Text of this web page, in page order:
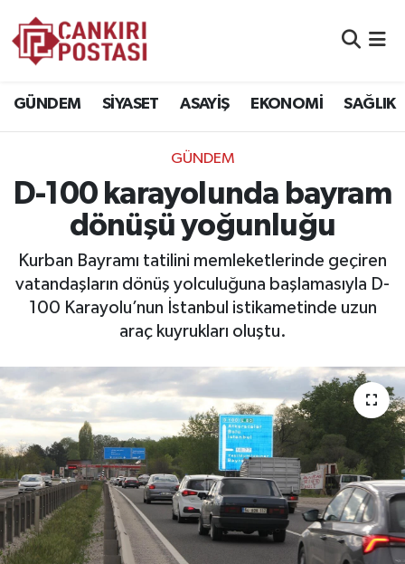
GÜNDEM SİYASET ASAYİŞ EKONOMİ SAĞLIK
GÜNDEM
D-100 karayolunda bayram
dönüşü yoğunluğu
Kurban Bayramı tatilini memleketlerinde geçiren
vatandaşların dönüş yolculuğuna başlamasıyla D-
100 Karayolu’nun İstanbul istikametinde uzun
araç kuyrukları oluştu.
EKONOMİ
SAĞLIK
SPOR
YAŞAM
ÇEVRE
İLÇELER
RESMİ İLANLAR
Trafik Durumu
Süper Lig Puan Durumu ve Fikstür
Tüm Manşetler
Son Dakika Haberleri
Haber Arşivi